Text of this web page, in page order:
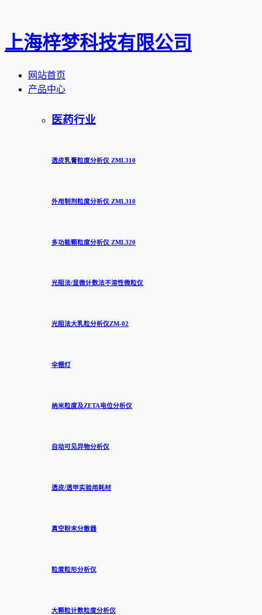
上海梓梦科技有限公司
网站首页
产品中心
医药行业
透皮乳膏粒度分析仪 ZML310
外用制剂粒度分析仪 ZML310
多功能颗粒度分析仪 ZML320
光阻法/显微计数法不溶性微粒仪
光阻法大乳粒分析仪ZM-02
伞棚灯
纳米粒度及ZETA电位分析仪
自动可见异物分析仪
透皮/透甲实验用耗材
真空粉末分散器
粒度粒形分析仪
大颗粒计数粒度分析仪